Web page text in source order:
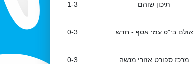
1-3 תיכון שוהם
0-3 אולם בי"ס עמי אסף - חדש
0-3 מרכז ספורט אזורי מנשה